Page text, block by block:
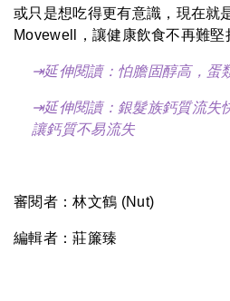
或只是想吃得更有意識，現在就
Movewell，讓健康飲食不再難堅
⇥延伸閱讀： 怕膽固醇高，蛋
⇥延伸閱讀： 銀髮族鈣質流失
讓鈣質不易流失
審閱者：林文鶴 (Nut)
編輯者：莊簾臻